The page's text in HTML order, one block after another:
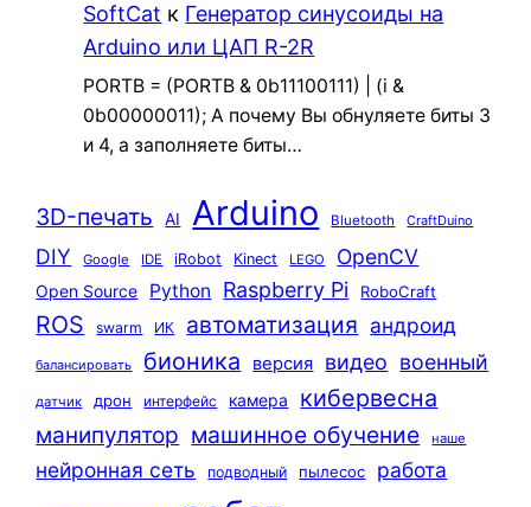
SoftCat к Генератор синусоиды на
Arduino или ЦАП R-2R
PORTB = (PORTB & 0b11100111) | (i &
0b00000011); А почему Вы обнуляете биты 3
и 4, а заполняете биты…
3D-печать AI Arduino Bluetooth CraftDuino
DIY Google IDE iRobot Kinect LEGO OpenCV
Open Source Python Raspberry Pi RoboCraft
ROS swarm ИК автоматизация андроид
балансировать бионика версия видео военный
датчик дрон интерфейс камера кибервесна
манипулятор машинное обучение наше
нейронная сеть подводный пылесос работа